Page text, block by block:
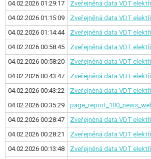
04.02.2026 01:29:17
Zveřejněná data VDT
04.02.2026 01:15:09
Zveřejněná data VDT
04.02.2026 01:14:44
Zveřejněná data VDT
04.02.2026 00:58:45
Zveřejněná data VDT
04.02.2026 00:58:20
Zveřejněná data VDT
04.02.2026 00:43:47
Zveřejněná data VDT
04.02.2026 00:43:22
Zveřejněná data VDT
04.02.2026 00:35:29
04.02.2026 00:28:47
Zveřejněná data VDT
04.02.2026 00:28:21
Zveřejněná data VDT
04.02.2026 00:13:48
Zveřejněná data VDT